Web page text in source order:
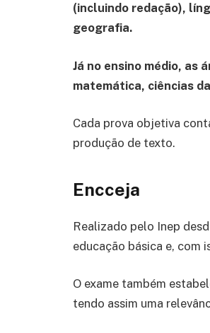
(incluindo redação),
geografia.
Já no ensino médio, as
matemática, ciências
Cada prova objetiva
produção de texto.
Encceja
Realizado pelo Inep
educação básica e, com
O exame também
tendo assim uma